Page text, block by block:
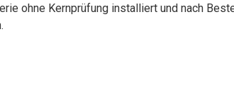
ohne Kernprüfung installiert und nach